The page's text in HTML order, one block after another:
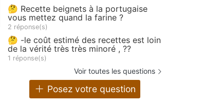
🤔 Recette beignets à la portugaise
vous mettez quand la farine ?
2 réponse(s)
🤔 -le coût estimé des recettes est loin
de la vérité très très minoré , ??
1 réponse(s)
Voir toutes les questions
Posez votre question